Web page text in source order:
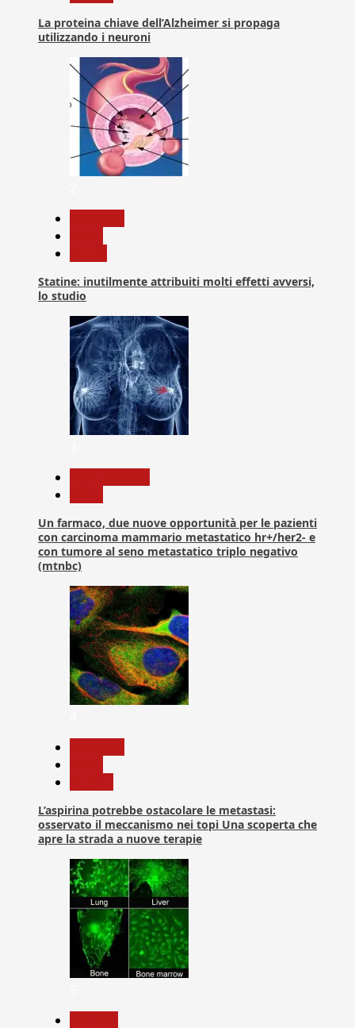
La proteina chiave dell’Alzheimer si propaga
utilizzando i neuroni
Statine: inutilmente attribuiti molti effetti avversi,
lo studio
Un farmaco, due nuove opportunità per le pazienti
con carcinoma mammario metastatico hr+/her2- e
con tumore al seno metastatico triplo negativo
(mtnbc)
L’aspirina potrebbe ostacolare le metastasi:
osservato il meccanismo nei topi Una scoperta che
apre la strada a nuove terapie